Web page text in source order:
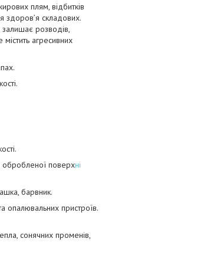
плям, відбитків
здоров’я складових.
розводів,
агресивних
обробленої поверхні
барвник.
опалювальних пристроїв.
сонячних променів,